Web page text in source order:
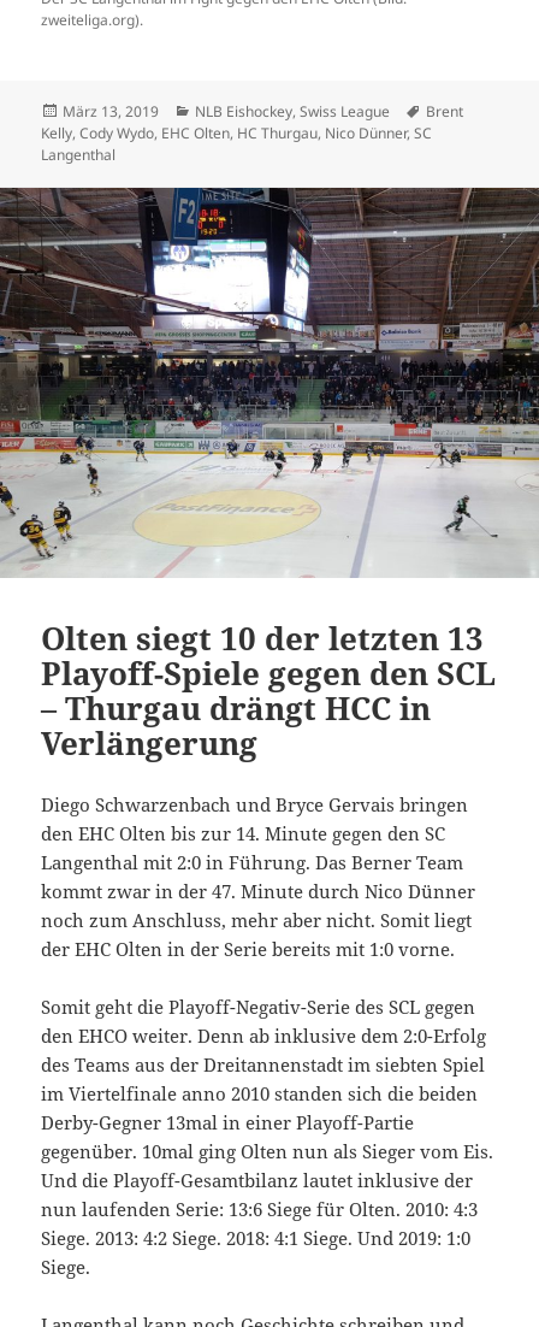
zweiteliga.org).
Veröffentlicht
am
März 13, 2019 Kategorien
NLB Eishockey,Swiss League Schlagwörter
Brent
Kelly,Cody Wydo, EHC Olten, HC Thurgau, Nico Dünner,SC
Langenthal
Olten siegt 10 der letzten 13
Playoff-Spiele gegen den SCL
– Thurgau drängt HCC in
Verlängerung
Diego Schwarzenbach und Bryce Gervais bringen
den EHC Olten bis zur 14. Minute gegen den SC
Langenthal mit 2:0 in Führung. Das Berner Team
kommt zwar in der 47. Minute durch Nico Dünner
noch zum Anschluss, mehr aber nicht. Somit liegt
der EHC Olten in der Serie bereits mit 1:0 vorne.
Somit geht die Playoff-Negativ-Serie des SCL gegen
den EHCO weiter. Denn ab inklusive dem 2:0-Erfolg
des Teams aus der Dreitannenstadt im siebten Spiel
im Viertelfinale anno 2010 standen sich die beiden
Derby-Gegner 13mal in einer Playoff-Partie
gegenüber. 10mal ging Olten nun als Sieger vom Eis.
Und die Playoff-Gesamtbilanz lautet inklusive der
nun laufenden Serie: 13:6 Siege für Olten. 2010: 4:3
Siege. 2013: 4:2 Siege. 2018: 4:1 Siege. Und 2019: 1:0
Siege.